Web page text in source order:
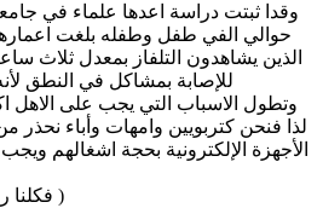
وقدا ثبتت دراسة اعدها علماء في
حوالي الفي طفل وطفله بلغت
الذين يشاهدون التلفاز بمعدل ثلاث
للإصابة بمشاكل في النطق
وتطول الاسباب التي يجب على الاهل
لذا فنحن كتربويين وامهات وأباء
الأجهزة الإلكترونية بحجة اشغالهم ويجب
(فكلنا راع وكلنا مسئول عن رعيته )